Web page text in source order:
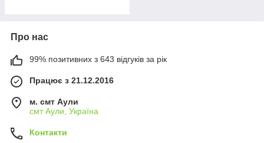
Про нас
99% позитивних з 643 відгуків за рік
Працює з 21.12.2016
м. смт Аули
смт Аули, Україна
Контакти